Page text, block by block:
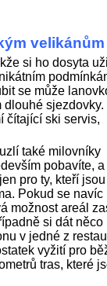
velikánům
si ho dosyta
se může
dlouhé sjezdovky.
čítající ski servis,
také milovníky
pobavíte, a
pro ty, kteří
Pokud se navíc
možnost areál
si dát něco
v jedné z
vyžití pro
tras, které